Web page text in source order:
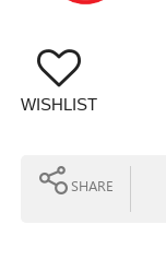
WISHLIST
SHARE